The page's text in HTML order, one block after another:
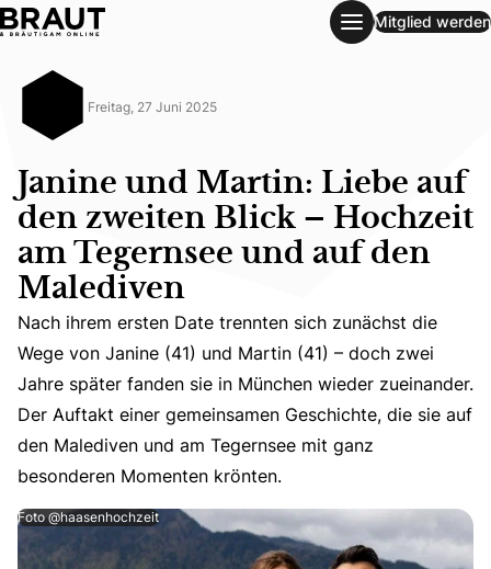
Janine und Martin: Liebe auf den zweiten Blick – Hochzeit
Mitglied werden
Freitag, 27 Juni 2025
Janine und Martin: Liebe auf
den zweiten Blick – Hochzeit
am Tegernsee und auf den
Malediven
Nach ihrem ersten Date trennten sich zunächst die
Nach ihrem ersten Date trennten sich zunächst die
Wege von Janine (41) und Martin (41) – doch zwei
Jahre später fanden sie in München wieder zueinander.
Der Auftakt einer gemeinsamen Geschichte, die sie auf
den Malediven und am Tegernsee mit ganz
besonderen Momenten krönten.
Foto @haasenhochzeit